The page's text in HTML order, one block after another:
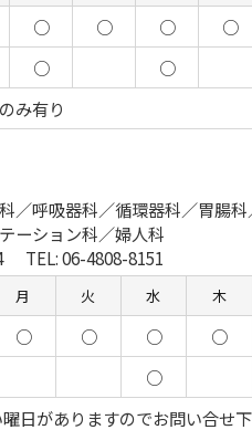
○ ○ ○ ○
○ ○
み有り
／呼吸器科／循環器科／胃腸
ーション科／婦人科
TEL: 06-4808-8151
月 火 水 木
○ ○ ○ ○
○
日がありますのでお問い合せ下